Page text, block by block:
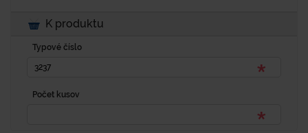
K produktu
Typové číslo
Počet kusov